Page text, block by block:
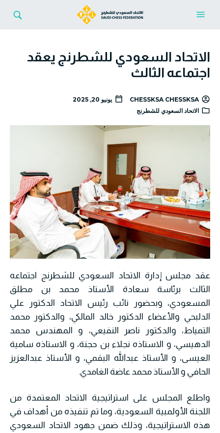
الاتحاد السعودي للشطرنج يعقد
اجتماعه الثالث
CHESSKSA CHESSKSA
يونيو 20, 2025
الاتحاد السعودي للشطرنج
عقد مجلس إدارة الاتحاد السعودي للشطرنج اجتماعه
الثالث برئاسة سعادة الأستاذ محمد بن مطلق
المسعودي، وبحضور نائب رئيس الاتحاد الدكتور علي
الدلبحي والأعضاء الدكتور خالد المالكي، والدكتور محمد
التمياط، والدكتور ناصر النفيعي، و المهندس محمد
الدهيسي، و الاستاذه نجلاء بن حجنة، و الاستاذه سامية
العيسى، و الأستاذ عبدالله البقمي، و الأستاذ عبدالعزيز
الحافي و الأستاذ محمد عاضة الغامدي.
واطلع المجلس على استراتيجية الاتحاد المعتمدة من
اللجنة الأولمبية السعودية، وما تم تنفيذه من أهداف في
هذه الاستراتيجية، وذلك ضمن جهود الاتحاد السعودي